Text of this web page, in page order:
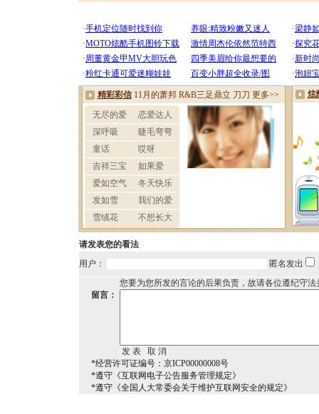
请发表您的看法
用户：
匿名发出
您要为您所发的言论的后果负责，故请各位遵纪守
留言：
*经营许可证编号：京ICP00000008号
*遵守《互联网电子公告服务管理规定》
*遵守《全国人大常委会关于维护互联网安全的规定》